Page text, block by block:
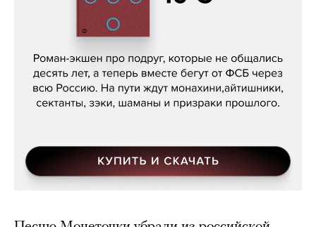
Кира Ярмыш, «Тут недалеко»